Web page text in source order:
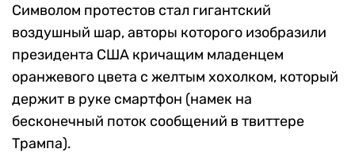
Символом протестов стал гигантский
воздушный шар, авторы которого изобразили
президента США кричащим младенцем
оранжевого цвета с желтым хохолком, который
держит в руке смартфон (намек на
бесконечный поток сообщений в твиттере
Трампа).